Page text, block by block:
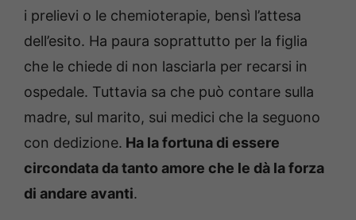
i prelievi o le chemioterapie, bensì l’attesa
dell’esito. Ha paura soprattutto per la figlia
che le chiede di non lasciarla per recarsi in
ospedale. Tuttavia sa che può contare sulla
madre, sul marito, sui medici che la seguono
con dedizione. Ha la fortuna di essere
circondata da tanto amore che le dà la forza
di andare avanti.